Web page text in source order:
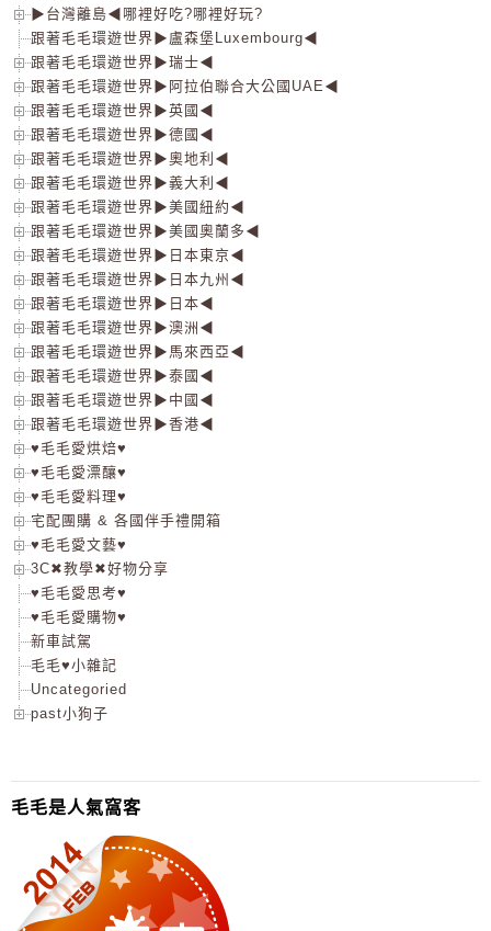
▶台灣離島◀哪裡好吃?哪裡好玩?
跟著毛毛環遊世界▶盧森堡Luxembourg◀
跟著毛毛環遊世界▶瑞士◀
跟著毛毛環遊世界▶阿拉伯聯合大公國UAE◀
跟著毛毛環遊世界▶英國◀
跟著毛毛環遊世界▶德國◀
跟著毛毛環遊世界▶奧地利◀
跟著毛毛環遊世界▶義大利◀
跟著毛毛環遊世界▶美國紐約◀
跟著毛毛環遊世界▶美國奧蘭多◀
跟著毛毛環遊世界▶日本東京◀
跟著毛毛環遊世界▶日本九州◀
跟著毛毛環遊世界▶日本◀
跟著毛毛環遊世界▶澳洲◀
跟著毛毛環遊世界▶馬來西亞◀
跟著毛毛環遊世界▶泰國◀
跟著毛毛環遊世界▶中國◀
跟著毛毛環遊世界▶香港◀
♥毛毛愛烘焙♥
♥毛毛愛漂釀♥
♥毛毛愛料理♥
宅配團購 & 各國伴手禮開箱
♥毛毛愛文藝♥
3C✖教學✖好物分享
♥毛毛愛思考♥
♥毛毛愛購物♥
新車試駕
毛毛♥小雜記
Uncategoried
past小狗子
毛毛是人氣窩客